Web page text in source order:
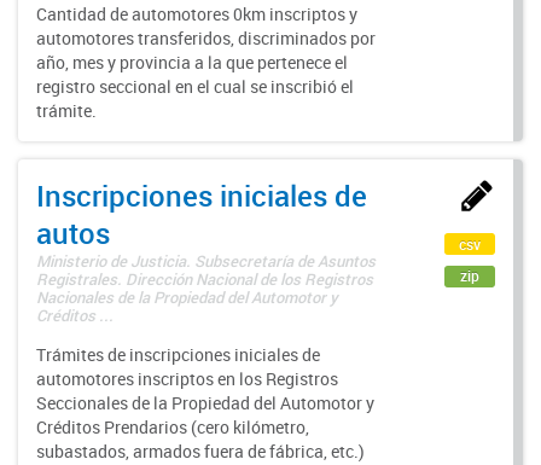
Cantidad de automotores 0km inscriptos y
automotores transferidos, discriminados por
año, mes y provincia a la que pertenece el
registro seccional en el cual se inscribió el
trámite.
Inscripciones iniciales de
autos
Ministerio de Justicia. Subsecretaría de Asuntos
Registrales. Dirección Nacional de los Registros
Nacionales de la Propiedad del Automotor y
Créditos ...
Trámites de inscripciones iniciales de
automotores inscriptos en los Registros
Seccionales de la Propiedad del Automotor y
Créditos Prendarios (cero kilómetro,
subastados, armados fuera de fábrica, etc.)
csv
zip